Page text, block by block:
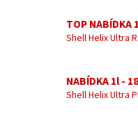
TOP NABÍDKA
Shell Helix Ultra
NABÍDKA 1l -
Shell Helix Ultra